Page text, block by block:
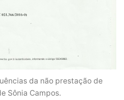
da não prestação de
Sônia Campos.